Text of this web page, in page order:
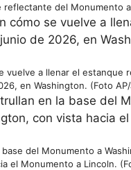
del Monumento
vuelve a llenar el estanque
en Washington. (Foto
del Monumento a
el Monumento a Lincoln.